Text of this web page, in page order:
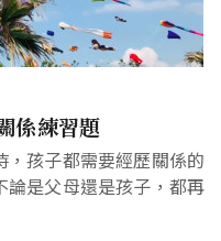
係練習題
孩子都需要經歷關係的
是父母還是孩子，都再